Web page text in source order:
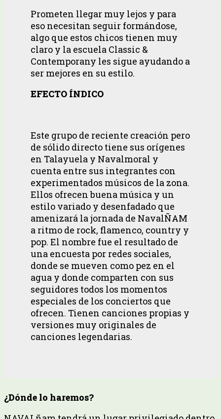
Prometen llegar muy lejos y para
eso necesitan seguir formándose,
algo que estos chicos tienen muy
claro y la escuela Classic &
Contemporany les sigue ayudando a
ser mejores en su estilo.
EFECTO ÍNDICO
Este grupo de reciente creación pero
de sólido directo tiene sus orígenes
en Talayuela y Navalmoral y
cuenta entre sus integrantes con
experimentados músicos de la zona.
Ellos ofrecen buena música y un
estilo variado y desenfadado que
amenizará la jornada de NavalÑAM
a ritmo de rock, flamenco, country y
pop. El nombre fue el resultado de
una encuesta por redes sociales,
donde se mueven como pez en el
agua y donde comparten con sus
seguidores todos los momentos
especiales de los conciertos que
ofrecen. Tienen canciones propias y
versiones muy originales de
canciones legendarias.
¿Dónde lo haremos?